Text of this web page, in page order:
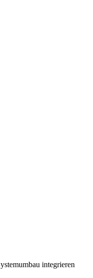
integrieren